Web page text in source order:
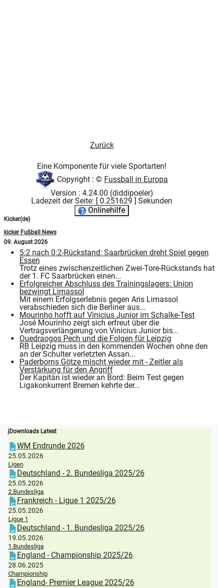
Zurück
Eine Komponente für viele Sportarten!
Copyright : © Fussball in Europa
Version : 4.24.00 (diddipoeler)
Ladezeit der Seite: [ 0.251629 ] Sekunden
Onlinehilfe
Kicker(de)
kicker Fußball News
09. August 2026
5:2 nach 0:2-Rückstand: Saarbrücken dreht Spiel gegen
Essen
Trotz eines zwischenzeitlichen Zwei-Tore-Rückstands hat
der 1. FC Saarbrücken einen...
Erfolgreicher Abschluss des Trainingslagers: Union
bezwingt Limassol
Mit einem Erfolgserlebnis gegen Aris Limassol
verabschieden sich die Berliner aus...
Mourinho hofft auf Vinicius Junior im Schalke-Test
José Mourinho zeigt sich erfreut über die
Vertragsverlängerung von Vinicius Junior bis...
Ouedraogos Pech und die Folgen für Leipzig
RB Leipzig muss in den kommenden Wochen ohne den
an der Schulter verletzten Assan...
Paderborns Götze mischt wieder mit - Zeitler als
Verstärkung für den Angriff
Der Kapitän ist wieder an Bord: Beim Test gegen
Ligakonkurrent Bremen kehrte der...
jDownloads Latest
WM Endrunde 2026
25.05.2026
Ligen
Deutschland - 2. Bundesliga 2025/26
25.05.2026
2.Bundesliga
Frankreich - Ligue 1 2025/26
25.05.2026
Ligue 1
Deutschland - 1. Bundesliga 2025/26
19.05.2026
1.Bundesliga
England - Championship 2025/26
28.06.2025
Championship
England- Premier League 2025/26